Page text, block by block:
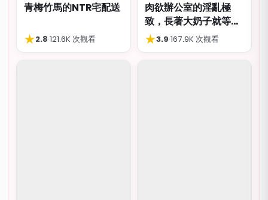
青梅竹馬的NTR宅配送
★2.8·121.6K 次觀看
肉欲辦公室的淫亂極
致，長著大奶子就等著
被猥褻侮辱
★3.9·167.9K 次觀看